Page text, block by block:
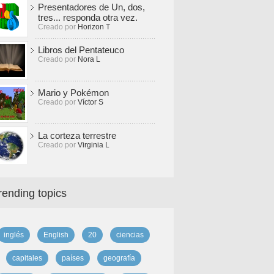
Presentadores de Un, dos,
tres... responda otra vez.
Creado por Horizon T
Libros del Pentateuco
Creado por Nora L
Mario y Pokémon
Creado por Víctor S
La corteza terrestre
Creado por Virginia L
topics
inglés English 20 ciencias
capitales países geografía